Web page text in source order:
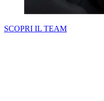
SCOPRI IL TEAM